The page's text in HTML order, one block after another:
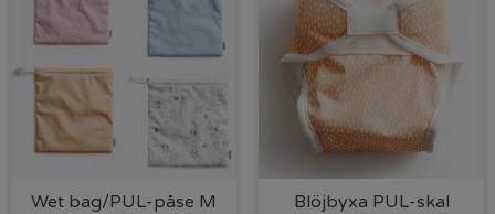
Wet bag/PUL-påse M
Blöjbyxa PUL-skal